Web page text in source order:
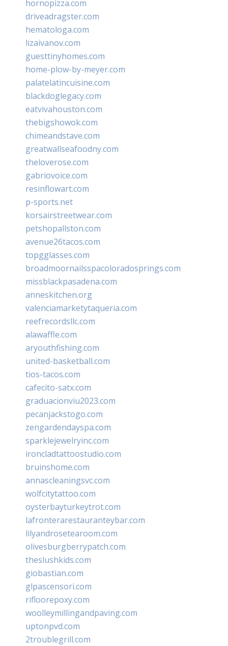
hornopizza.com
driveadragster.com
hematologa.com
lizaivanov.com
guesttinyhomes.com
home-plow-by-meyer.com
palatelatincuisine.com
blackdoglegacy.com
eatvivahouston.com
thebigshowok.com
chimeandstave.com
greatwallseafoodny.com
theloverose.com
gabriovoice.com
resinflowart.com
p-sports.net
korsairstreetwear.com
petshopallston.com
avenue26tacos.com
topgglasses.com
broadmoornailsspacoloradosprings.com
missblackpasadena.com
anneskitchen.org
valenciamarketytaqueria.com
reefrecordsllc.com
alawaffle.com
aryouthfishing.com
united-basketball.com
tios-tacos.com
cafecito-satx.com
graduacionviu2023.com
pecanjackstogo.com
zengardendayspa.com
sparklejewelryinc.com
ironcladtattoostudio.com
bruinshome.com
annascleaningsvc.com
wolfcitytattoo.com
oysterbayturkeytrot.com
lafronterarestauranteybar.com
lilyandrosetearoom.com
olivesburgberrypatch.com
theslushkids.com
giobastian.com
glpascensori.com
rifloorepoxy.com
woolleymillingandpaving.com
uptonpvd.com
2troublegrill.com